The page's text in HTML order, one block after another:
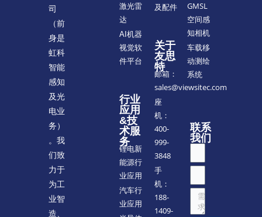
司
（前
身是
虹科
智能
感知
及光
电业
务）
。我
们致
力于
为工
业智
造、
激光雷
达
AI机器
视觉软
件平台
行业
应用
&技
术服
务
锂电新
能源行
业应用
汽车行
业应用
及配件
关于
友思
特
邮箱：
sales@viewsitec.com
座
机：
400-
999-
3848
手
机：
188-
1409-
GMSL
空间感
知相机
车载移
动测绘
系统
联系
我们